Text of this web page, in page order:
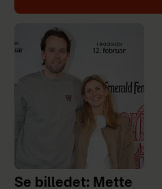
Se billedet: Mette